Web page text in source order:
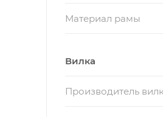
Материал рамы
Вилка
Производитель